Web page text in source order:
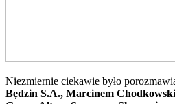
Niezmiernie ciekawie było
Będzin S.A., Marcinem